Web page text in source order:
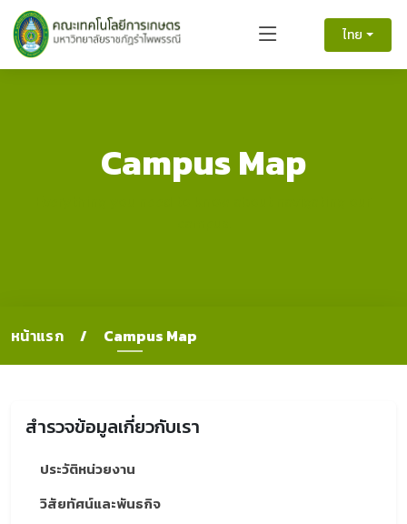
ไทย
Campus Map
หน้าแรก Campus Map
สำรวจข้อมูลเกี่ยวกับเรา
ประวัติหน่วยงาน
วิสัยทัศน์และพันธกิจ